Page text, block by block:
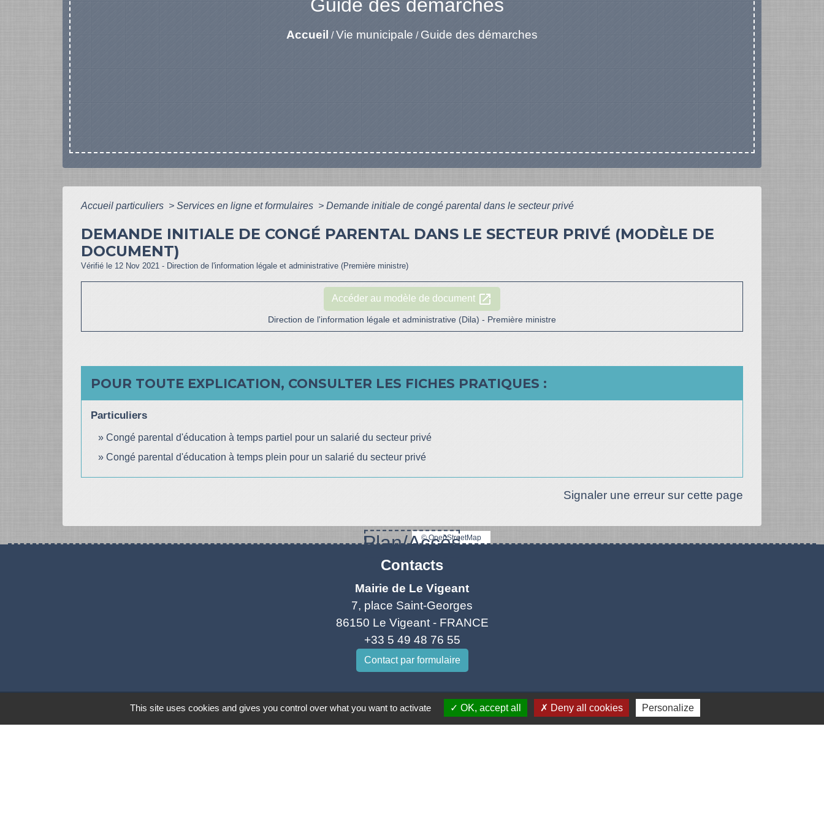
Guide des démarches
Accueil /Vie municipale / Guide des démarches
Accueil particuliers > Services en ligne et formulaires > Demande initiale de congé parental dans le secteur privé
DEMANDE INITIALE DE CONGÉ PARENTAL DANS LE SECTEUR PRIVÉ (MODÈLE DE
DOCUMENT)
Vérifié le 12 Nov 2021 - Direction de l'information légale et administrative (Première ministre)
Accéder au modèle de document open_in_new
Direction de l'information légale et administrative (Dila) - Première ministre
POUR TOUTE EXPLICATION, CONSULTER LES FICHES PRATIQUES :
Particuliers
Congé parental d'éducation à temps partiel pour un salarié du secteur privé
Congé parental d'éducation à temps plein pour un salarié du secteur privé
Signaler une erreur sur cette page
Plan/Accès
© OpenStreetMap
Contacts
Mairie de Le Vigeant
7, place Saint-Georges
86150 Le Vigeant - FRANCE
+33 5 49 48 76 55
Contact par formulaire
Mentions légales - Politique de confidentialité Accessibilité - Plan du site - Gestion des cookies
This site uses cookies and gives you control over what you want to activate OK, accept all Deny all cookies Personalize